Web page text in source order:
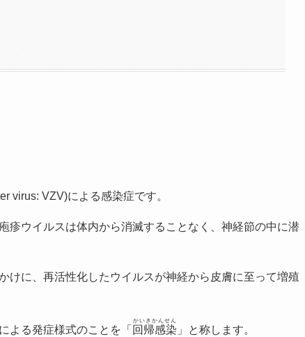
virus: VZV)による感染症です。
疹ウイルスは体内から消滅することなく、神経節の中に潜
けに、再活性化したウイルスが神経から皮膚に至って増殖
よる発症様式のことを「 回帰感染
かいきかんせん
」と称します。